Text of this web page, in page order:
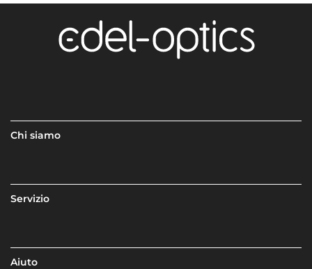
Chi siamo
Servizio
Aiuto